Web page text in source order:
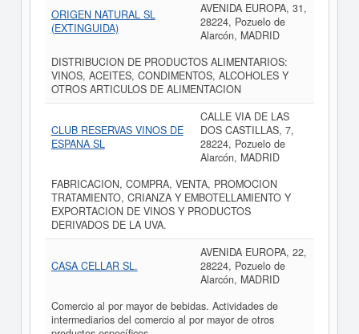
ORIGEN NATURAL SL
(EXTINGUIDA)
AVENIDA EUROPA, 31,
28224, Pozuelo de
Alarcón, MADRID
DISTRIBUCION DE PRODUCTOS ALIMENTARIOS:
VINOS, ACEITES, CONDIMENTOS, ALCOHOLES Y
OTROS ARTICULOS DE ALIMENTACION
CLUB RESERVAS VINOS DE
ESPANA SL
CALLE VIA DE LAS
DOS CASTILLAS, 7,
28224, Pozuelo de
Alarcón, MADRID
FABRICACION, COMPRA, VENTA, PROMOCION
TRATAMIENTO, CRIANZA Y EMBOTELLAMIENTO Y
EXPORTACION DE VINOS Y PRODUCTOS
DERIVADOS DE LA UVA.
CASA CELLAR SL.
AVENIDA EUROPA, 22,
28224, Pozuelo de
Alarcón, MADRID
Comercio al por mayor de bebidas. Actividades de
intermediarios del comercio al por mayor de otros